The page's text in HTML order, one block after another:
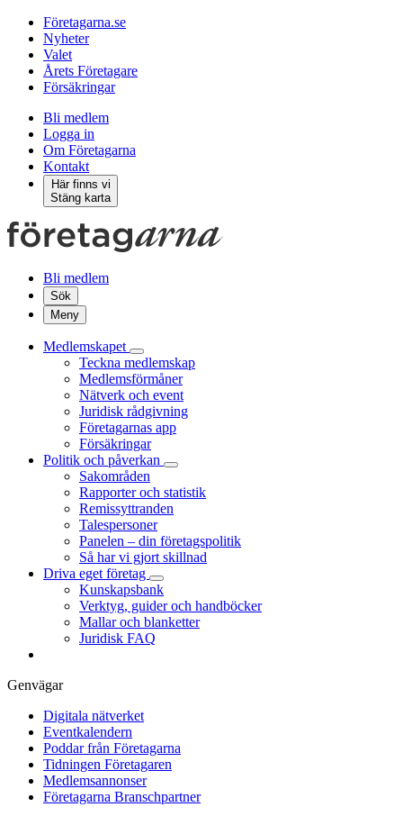
Företagarna.se
Nyheter
Valet
Årets Företagare
Försäkringar
Bli medlem
Logga in
Om Företagarna
Kontakt
Här finns vi
Stäng karta
Bli medlem
Sök
Meny
Medlemskapet
Teckna medlemskap
Medlemsförmåner
Nätverk och event
Juridisk rådgivning
Företagarnas app
Försäkringar
Politik och påverkan
Sakområden
Rapporter och statistik
Remissyttranden
Talespersoner
Panelen – din företagspolitik
Så har vi gjort skillnad
Driva eget företag
Kunskapsbank
Verktyg, guider och handböcker
Mallar och blanketter
Juridisk FAQ
Genvägar
Digitala nätverket
Eventkalendern
Poddar från Företagarna
Tidningen Företagaren
Medlemsannonser
Företagarna Branschpartner